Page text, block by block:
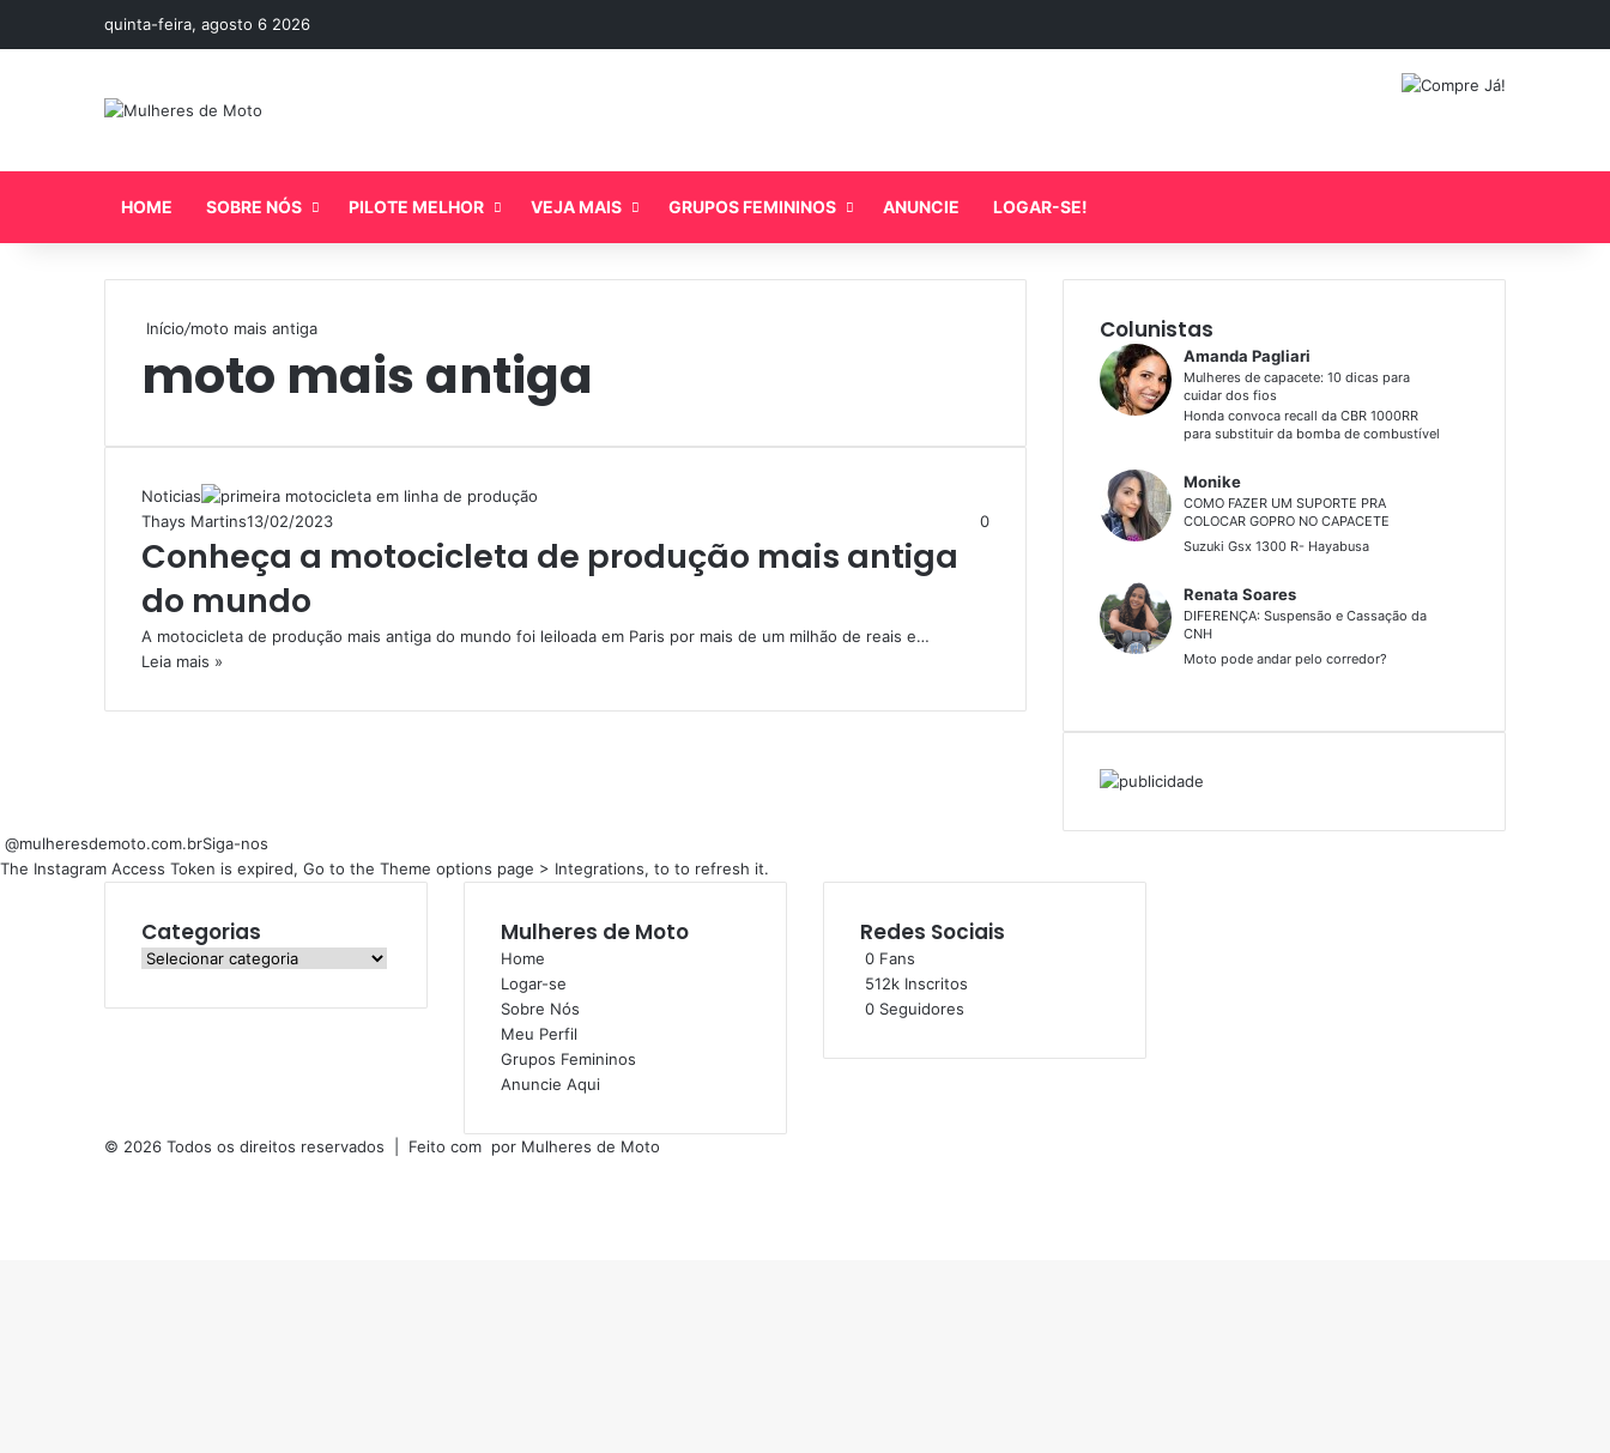
quinta-feira, agosto 6 2026
HOME SOBRE NÓS PILOTE MELHOR VEJA MAIS GRUPOS FEMININOS ANUNCIE LOGAR-SE!
Início/moto mais antiga
moto mais antiga
Noticias
Thays Martins13/02/2023 0
Conheça a motocicleta de produção mais antiga
do mundo
A motocicleta de produção mais antiga do mundo foi leiloada em Paris por mais de um milhão de reais e…
Leia mais »
Colunistas
Amanda Pagliari
Mulheres de capacete: 10 dicas para
cuidar dos fios
Honda convoca recall da CBR 1000RR
para substituir da bomba de combustível
Monike
COMO FAZER UM SUPORTE PRA
COLOCAR GOPRO NO CAPACETE
Suzuki Gsx 1300 R- Hayabusa
Renata Soares
DIFERENÇA: Suspensão e Cassação da
CNH
Moto pode andar pelo corredor?
@mulheresdemoto.com.brSiga-nos
The Instagram Access Token is expired, Go to the Theme options page > Integrations, to to refresh it.
Categorias
Categorias
Mulheres de Moto
Home
Logar-se
Sobre Nós
Meu Perfil
Grupos Femininos
Anuncie Aqui
Redes Sociais
0 Fans
512k Inscritos
0 Seguidores
© 2026 Todos os direitos reservados | Feito com por Mulheres de Moto